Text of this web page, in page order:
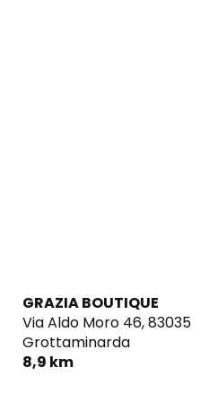
GRAZIA BOUTIQUE
Via Aldo Moro 46,83035
Grottaminarda
8,9 km